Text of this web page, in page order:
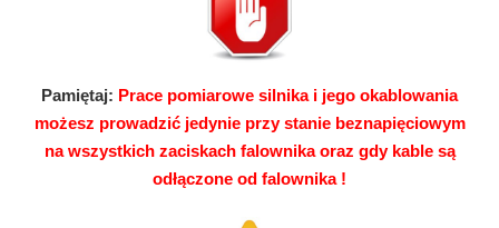
Pamiętaj: Prace pomiarowe silnika i jego okablowania
możesz prowadzić jedynie przy stanie beznapięciowym
na wszystkich zaciskach falownika oraz gdy kable są
odłączone od falownika !